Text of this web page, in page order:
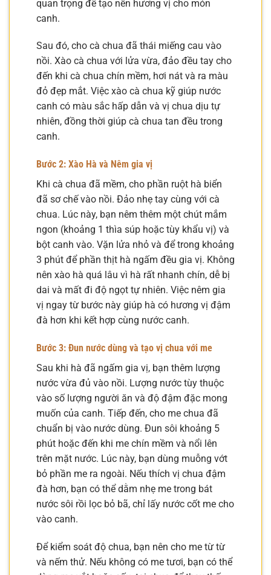
quan trọng để tạo nền hương vị cho món
canh.
Sau đó, cho cà chua đã thái miếng cau vào
nồi. Xào cà chua với lửa vừa, đảo đều tay cho
đến khi cà chua chín mềm, hơi nát và ra màu
đỏ đẹp mắt. Việc xào cà chua kỹ giúp nước
canh có màu sắc hấp dẫn và vị chua dịu tự
nhiên, đồng thời giúp cà chua tan đều trong
canh.
Bước 2: Xào Hà và Nêm gia vị
Khi cà chua đã mềm, cho phần ruột hà biển
đã sơ chế vào nồi. Đảo nhẹ tay cùng với cà
chua. Lúc này, bạn nêm thêm một chút mắm
ngon (khoảng 1 thìa súp hoặc tùy khẩu vị) và
bột canh vào. Vặn lửa nhỏ và để trong khoảng
3 phút để phần thịt hà ngấm đều gia vị. Không
nên xào hà quá lâu vì hà rất nhanh chín, dễ bị
dai và mất đi độ ngọt tự nhiên. Việc nêm gia
vị ngay từ bước này giúp hà có hương vị đậm
đà hơn khi kết hợp cùng nước canh.
Bước 3: Đun nước dùng và tạo vị chua với me
Sau khi hà đã ngấm gia vị, bạn thêm lượng
nước vừa đủ vào nồi. Lượng nước tùy thuộc
vào số lượng người ăn và độ đậm đặc mong
muốn của canh. Tiếp đến, cho me chua đã
chuẩn bị vào nước dùng. Đun sôi khoảng 5
phút hoặc đến khi me chín mềm và nổi lên
trên mặt nước. Lúc này, bạn dùng muỗng vớt
bỏ phần me ra ngoài. Nếu thích vị chua đậm
đà hơn, bạn có thể dằm nhẹ me trong bát
nước sôi rồi lọc bỏ bã, chỉ lấy nước cốt me cho
vào canh.
Để kiểm soát độ chua, bạn nên cho me từ từ
và nếm thử. Nếu không có me tươi, bạn có thể